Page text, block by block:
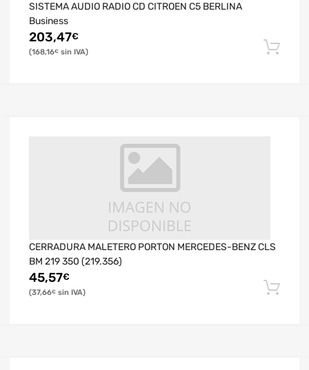
SISTEMA AUDIO RADIO CD CITROEN C5 BERLINA
Business
203,47€
168,16€
CERRADURA MALETERO PORTON MERCEDES-BENZ CLS
BM 219 350 (219.356)
45,57€
37,66€